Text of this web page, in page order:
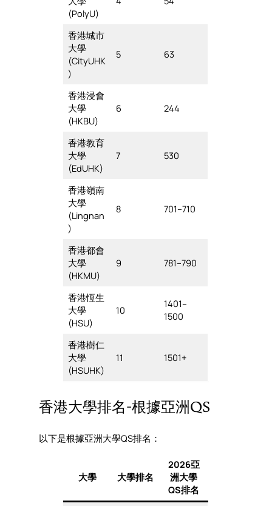
(PolyU)
香港城市
大學
(CityUHK
)
5 63
香港浸會
大學
(HKBU)
6 244
香港教育
大學
(EdUHK)
7 530
香港嶺南
大學
(Lingnan
)
8 701–710
香港都會
大學
(HKMU)
9 781–790
香港恆生
大學
(HSU)
10
1401–
1500
香港樹仁
大學
(HSUHK)
11 1501+
香港大學排名-根據亞洲QS
以下是根據亞洲大學QS排名：
大學 大學排名
2026亞
洲大學
QS排名